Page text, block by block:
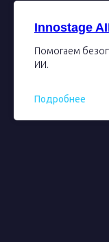
Innostage
Помогаем
ИИ.
Подробнее